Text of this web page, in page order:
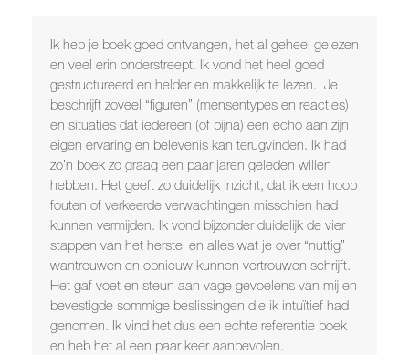
Ik heb je boek goed ontvangen, het al geheel gelezen
en veel erin onderstreept. Ik vond het heel goed
gestructureerd en helder en makkelijk te lezen. Je
beschrijft zoveel “figuren” (mensentypes en reacties)
en situaties dat iedereen (of bijna) een echo aan zijn
eigen ervaring en belevenis kan terugvinden. Ik had
zo’n boek zo graag een paar jaren geleden willen
hebben. Het geeft zo duidelijk inzicht, dat ik een hoop
fouten of verkeerde verwachtingen misschien had
kunnen vermijden. Ik vond bijzonder duidelijk de vier
stappen van het herstel en alles wat je over “nuttig”
wantrouwen en opnieuw kunnen vertrouwen schrijft.
Het gaf voet en steun aan vage gevoelens van mij en
bevestigde sommige beslissingen die ik intuïtief had
genomen. Ik vind het dus een echte referentie boek
en heb het al een paar keer aanbevolen.